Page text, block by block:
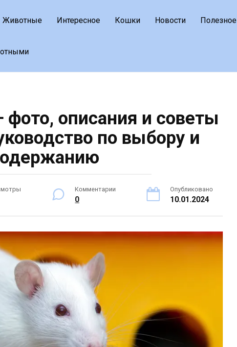
Животные Интересное Кошки Новости Полезное
описания и советы
по выбору и
Комментарии
0
Опубликовано
10.01.2024